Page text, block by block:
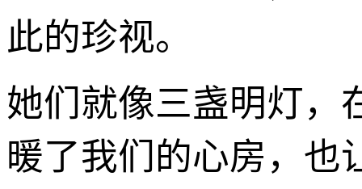
此的珍视。
她们就像三盏明灯，
暖了我们的心房，也